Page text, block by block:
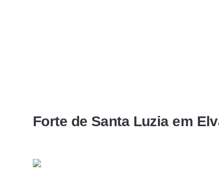
Forte de Santa Luzia em